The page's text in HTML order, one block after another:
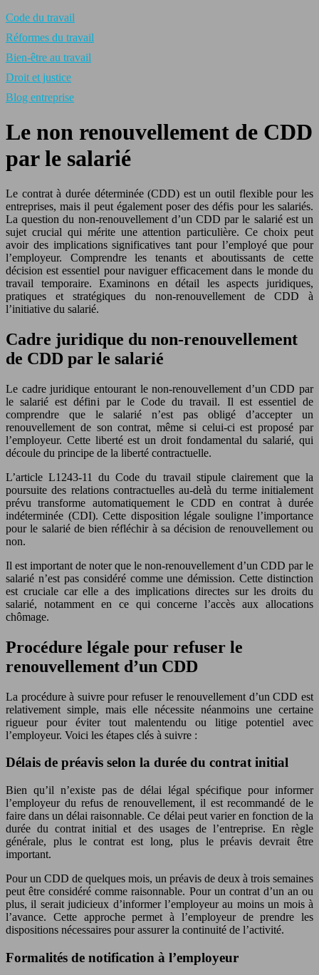
Code du travail
Réformes du travail
Bien-être au travail
Droit et justice
Blog entreprise
Le non renouvellement de CDD
par le salarié
Le contrat à durée déterminée (CDD) est un outil flexible pour les
entreprises, mais il peut également poser des défis pour les salariés.
La question du non-renouvellement d’un CDD par le salarié est un
sujet crucial qui mérite une attention particulière. Ce choix peut
avoir des implications significatives tant pour l’employé que pour
l’employeur. Comprendre les tenants et aboutissants de cette
décision est essentiel pour naviguer efficacement dans le monde du
travail temporaire. Examinons en détail les aspects juridiques,
pratiques et stratégiques du non-renouvellement de CDD à
l’initiative du salarié.
Cadre juridique du non-renouvellement
de CDD par le salarié
Le cadre juridique entourant le non-renouvellement d’un CDD par
le salarié est défini par le Code du travail. Il est essentiel de
comprendre que le salarié n’est pas obligé d’accepter un
renouvellement de son contrat, même si celui-ci est proposé par
l’employeur. Cette liberté est un droit fondamental du salarié, qui
découle du principe de la liberté contractuelle.
L’article L1243-11 du Code du travail stipule clairement que la
poursuite des relations contractuelles au-delà du terme initialement
prévu transforme automatiquement le CDD en contrat à durée
indéterminée (CDI). Cette disposition légale souligne l’importance
pour le salarié de bien réfléchir à sa décision de renouvellement ou
non.
Il est important de noter que le non-renouvellement d’un CDD par le
salarié n’est pas considéré comme une démission. Cette distinction
est cruciale car elle a des implications directes sur les droits du
salarié, notamment en ce qui concerne l’accès aux allocations
chômage.
Procédure légale pour refuser le
renouvellement d’un CDD
La procédure à suivre pour refuser le renouvellement d’un CDD est
relativement simple, mais elle nécessite néanmoins une certaine
rigueur pour éviter tout malentendu ou litige potentiel avec
l’employeur. Voici les étapes clés à suivre :
Délais de préavis selon la durée du contrat initial
Bien qu’il n’existe pas de délai légal spécifique pour informer
l’employeur du refus de renouvellement, il est recommandé de le
faire dans un délai raisonnable. Ce délai peut varier en fonction de la
durée du contrat initial et des usages de l’entreprise. En règle
générale, plus le contrat est long, plus le préavis devrait être
important.
Pour un CDD de quelques mois, un préavis de deux à trois semaines
peut être considéré comme raisonnable. Pour un contrat d’un an ou
plus, il serait judicieux d’informer l’employeur au moins un mois à
l’avance. Cette approche permet à l’employeur de prendre les
dispositions nécessaires pour assurer la continuité de l’activité.
Formalités de notification à l’employeur